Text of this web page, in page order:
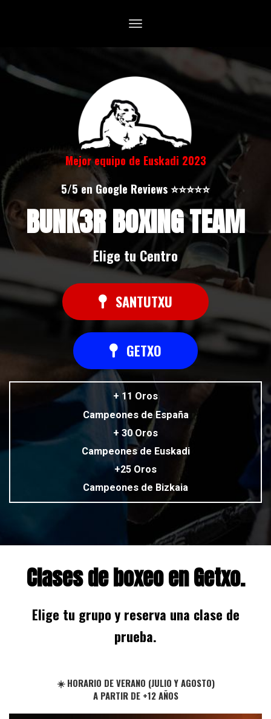
Toggle
Mejor equipo de Euskadi 2023
5/5 en Google Reviews ⭐️⭐️⭐️⭐️⭐️
BUNK3R BOXING TEAM
Elige tu Centro
SANTUTXU
GETXO
+ 11 Oros
Campeones de España
+ 30 Oros
Campeones de Euskadi
+25 Oros
Campeones de Bizkaia
Clases de boxeo en Getxo.
Elige tu grupo y reserva una clase de
prueba.
☀️ HORARIO DE VERANO (JULIO Y AGOSTO)
A PARTIR DE +12 AÑOS